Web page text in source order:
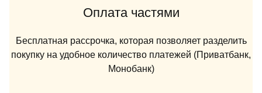
Оплата частями
Бесплатная рассрочка, которая позволяет разделить
покупку на удобное количество платежей (Приватбанк,
Монобанк)